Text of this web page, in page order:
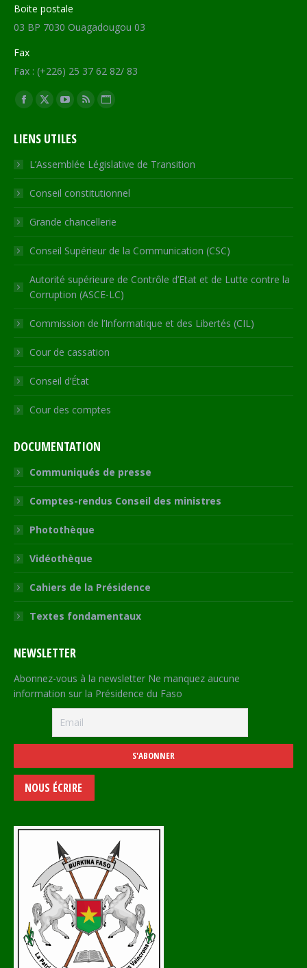
Boite postale
03 BP 7030 Ouagadougou 03
Fax
Fax : (+226) 25 37 62 82/ 83
Trouvez nous sur :
Facebook
opens
in
new
window
X
opens
in
new
window
YouTube
opens
in
new
window
RSS
in
new
window
Site
opens
in
new
LIENS UTILES
L’Assemblée Législative de Transition
Conseil constitutionnel
Grande chancellerie
Conseil Supérieur de la Communication (CSC)
Autorité supérieure de Contrôle d’Etat et de Lutte contre la
Corruption (ASCE-LC)
Commission de l’Informatique et des Libertés (CIL)
Cour de cassation
Conseil d’État
Cour des comptes
DOCUMENTATION
Communiqués de presse
Comptes-rendus Conseil des ministres
Photothèque
Vidéothèque
Cahiers de la Présidence
Textes fondamentaux
NEWSLETTER
Abonnez-vous à la newsletter Ne manquez aucune
information sur la Présidence du Faso
NOUS ÉCRIRE